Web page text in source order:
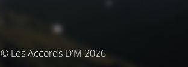
© Les Accords D'M 2026